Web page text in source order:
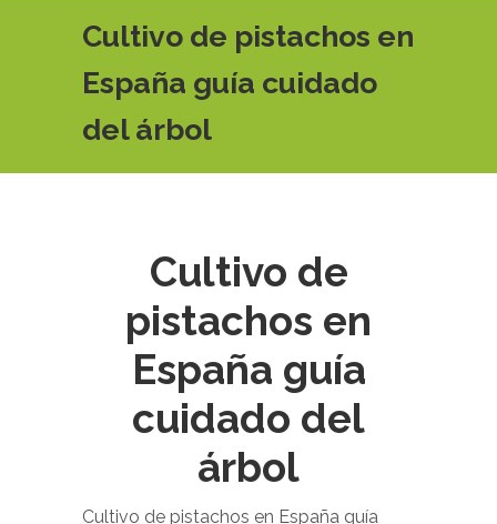
Cultivo de pistachos en
España guía cuidado
del árbol
Cultivo de
pistachos en
España guía
cuidado del
árbol
Cultivo de pistachos en España guía